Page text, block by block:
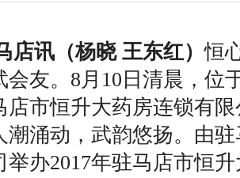
店讯（杨晓 王东红）恒
会友。8月10日清晨，位
店市恒升大药房连锁有
潮涌动，武韵悠扬。由
办2017年驻马店市恒